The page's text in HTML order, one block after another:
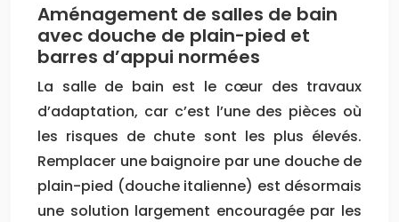
Aménagement de salles de bain
avec douche de plain-pied et
barres d’appui normées
La salle de bain est le cœur des travaux
d’adaptation, car c’est l’une des pièces où
les risques de chute sont les plus élevés.
Remplacer une baignoire par une douche de
plain-pied (douche italienne) est désormais
une solution largement encouragée par les